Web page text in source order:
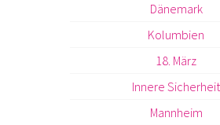
Dänemark
Kolumbien
18. März
Innere Sicherheit
Mannheim